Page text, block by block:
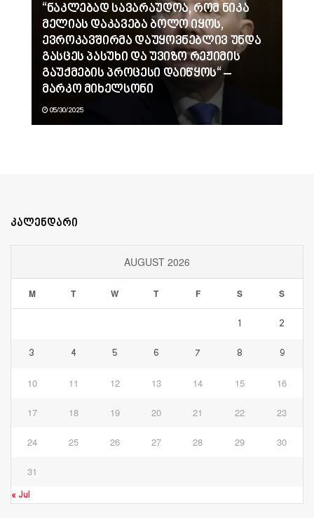
“ნაკლებად სავარაუდოა, რომ ნიკა
მელიას დაკავება ბოლო იყოს,
ევროკავშირმა დაუყოვნებლივ უნდა
გასცეს პასუხი და უვიზო რეჟიმის
გაუქმების პროცესი დაიწყოს“ –
მარკო მიხელსონი
05/30/2025
კალენდარი
AUGUST 2026
M T W T F S S
1 2
3 4 5 6 7 8 9
10 11 12 13 14 15 16
17 18 19 20 21 22 23
24 25 26 27 28 29 30
31
« Jul